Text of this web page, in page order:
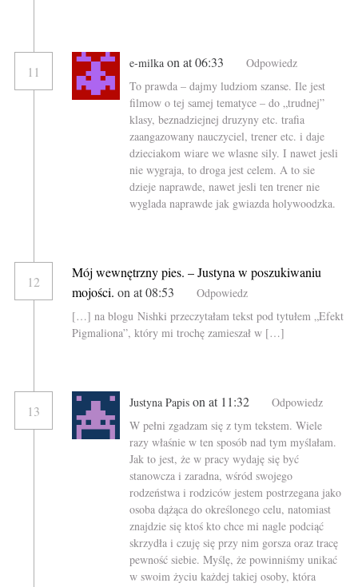
11
e-milka on at 06:33
Odpowiedz
To prawda – dajmy ludziom szanse. Ile jest
filmow o tej samej tematyce – do „trudnej”
klasy, beznadziejnej druzyny etc. trafia
zaangazowany nauczyciel, trener etc. i daje
dzieciakom wiare we wlasne sily. I nawet jesli
nie wygraja, to droga jest celem. A to sie
dzieje naprawde, nawet jesli ten trener nie
wyglada naprawde jak gwiazda holywoodzka.
12
Mój wewnętrzny pies. – Justyna w poszukiwaniu
mojości. on at 08:53
Odpowiedz
[…] na blogu Nishki przeczytałam tekst pod tytułem „Efekt
Pigmaliona”, który mi trochę zamieszał w […]
13
Justyna Papis on at 11:32
Odpowiedz
W pełni zgadzam się z tym tekstem. Wiele
razy właśnie w ten sposób nad tym myślałam.
Jak to jest, że w pracy wydaję się być
stanowcza i zaradna, wśród swojego
rodzeństwa i rodziców jestem postrzegana jako
osoba dążąca do określonego celu, natomiast
znajdzie się ktoś kto chce mi nagle podciąć
skrzydła i czuję się przy nim gorsza oraz tracę
pewność siebie. Myślę, że powinniśmy unikać
w swoim życiu każdej takiej osoby, która